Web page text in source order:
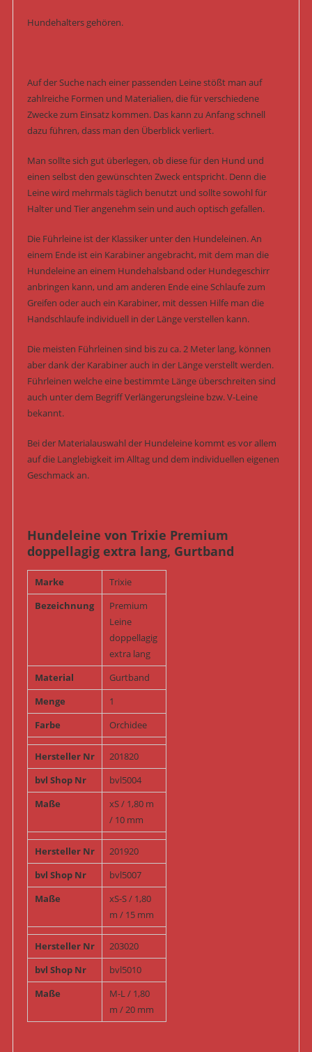
Hundehalters gehören.
Auf der Suche nach einer passenden Leine stößt man auf
zahlreiche Formen und Materialien, die für verschiedene
Zwecke zum Einsatz kommen. Das kann zu Anfang schnell
dazu führen, dass man den Überblick verliert.
Man sollte sich gut überlegen, ob diese für den Hund und
einen selbst den gewünschten Zweck entspricht. Denn die
Leine wird mehrmals täglich benutzt und sollte sowohl für
Halter und Tier angenehm sein und auch optisch gefallen.
Die Führleine ist der Klassiker unter den Hundeleinen. An
einem Ende ist ein Karabiner angebracht, mit dem man die
Hundeleine an einem Hundehalsband oder Hundegeschirr
anbringen kann, und am anderen Ende eine Schlaufe zum
Greifen oder auch ein Karabiner, mit dessen Hilfe man die
Handschlaufe individuell in der Länge verstellen kann.
Die meisten Führleinen sind bis zu ca. 2 Meter lang, können
aber dank der Karabiner auch in der Länge verstellt werden.
Führleinen welche eine bestimmte Länge überschreiten sind
auch unter dem Begriff Verlängerungsleine bzw. V-Leine
bekannt.
Bei der Materialauswahl der Hundeleine kommt es vor allem
auf die Langlebigkeit im Alltag und dem individuellen eigenen
Geschmack an.
Hundeleine von Trixie Premium
doppellagig extra lang, Gurtband
Marke
Trixie
Bezeichnung
Premium
Leine
doppellagig
extra lang
Material
Gurtband
Menge
1
Farbe
Orchidee
Hersteller Nr
201820
bvl Shop Nr
bvl5004
Maße
xS / 1,80 m
/ 10 mm
Hersteller Nr
201920
bvl Shop Nr
bvl5007
Maße
xS-S / 1,80
m / 15 mm
Hersteller Nr
203020
bvl Shop Nr
bvl5010
Maße
M-L / 1,80
m / 20 mm